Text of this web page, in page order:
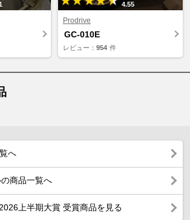
4.55
Prodrive
GC-010E
レビュー： 954 件
へ
商品一覧へ
上半期大賞 受賞商品を見る